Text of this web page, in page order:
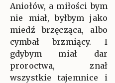
Aniołów, a miłości bym
nie miał, byłbym jako
miedź brzęcząca, albo
cymbał brzmiący. I
gdybym miał dar
proroctwa, znał
wszystkie tajemnice i